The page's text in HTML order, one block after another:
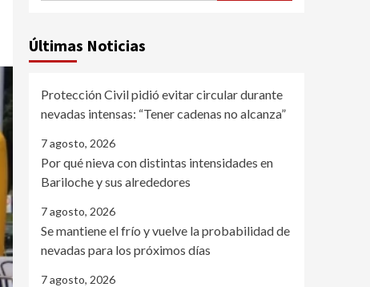
Últimas Noticias
Protección Civil pidió evitar circular durante
nevadas intensas: “Tener cadenas no alcanza”
7 agosto, 2026
Por qué nieva con distintas intensidades en
Bariloche y sus alrededores
7 agosto, 2026
Se mantiene el frío y vuelve la probabilidad de
nevadas para los próximos días
7 agosto, 2026